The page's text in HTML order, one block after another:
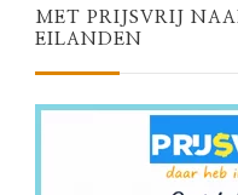
MET PRIJSVRIJ
EILANDEN